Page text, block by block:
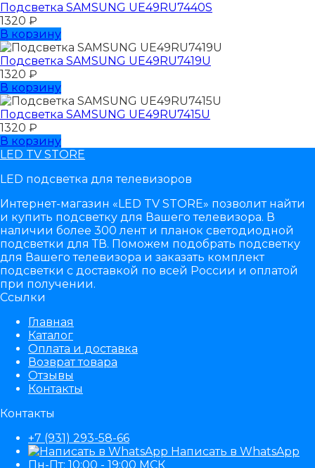
Подсветка SAMSUNG UЕ49RU7440S
1320 ₽
В корзину
Подсветка SAMSUNG UЕ49RU7419U
1320 ₽
В корзину
Подсветка SAMSUNG UЕ49RU7415U
1320 ₽
В корзину
LED TV STORE
LED подсветка для телевизоров
Интернет-магазин «LED TV STORE» позволит найти
и купить подсветку для Вашего телевизора. В
наличии более 300 лент и планок светодиодной
подсветки для ТВ. Поможем подобрать подсветку
для Вашего телевизора и заказать комплект
подсветки с доставкой по всей России и оплатой
при получении.
Ссылки
Главная
Каталог
Оплата и доставка
Возврат товара
Отзывы
Контакты
Контакты
+7 (931) 293-58-66
Написать в WhatsApp
Пн-Пт: 10:00 - 19:00 МСК